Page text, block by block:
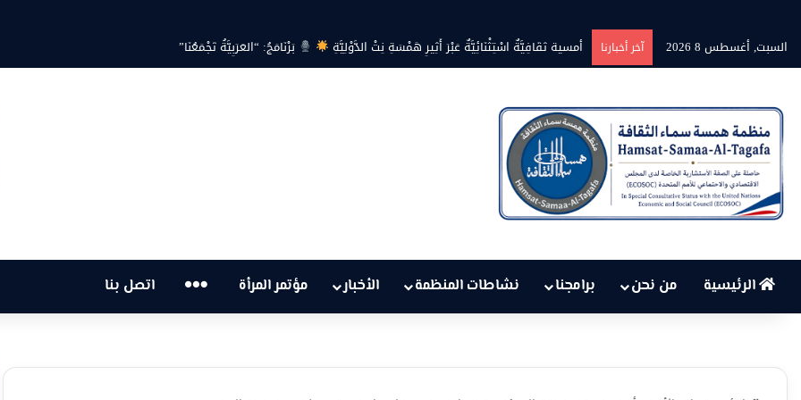
السبت, أغسطس 8 2026
آخر أخبارنا بين حرارة السماء وعجز البنية التحتية… هل أصبحت أزمة الكهرباء في تونس تهدد الحق في الحياة؟
الرئيسية من نحن برامجنا نشاطات المنظمة الأخبار مؤتمر المرأة … اتصل بنا